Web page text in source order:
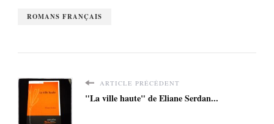
ROMANS FRANÇAIS
ARTICLE PRÉCÉDENT
"La ville haute" de Eliane Serdan...